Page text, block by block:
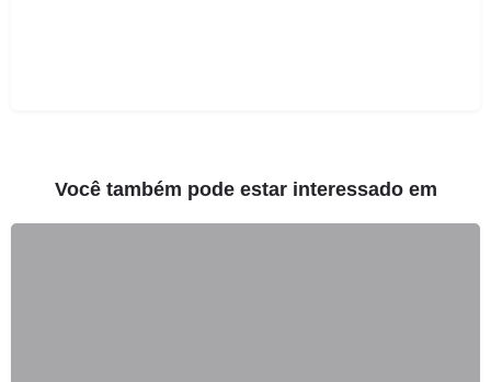
Você também pode estar interessado em